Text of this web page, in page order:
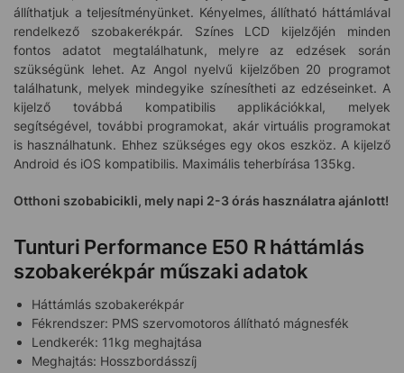
állíthatjuk a teljesítményünket. Kényelmes, állítható háttámlával
rendelkező szobakerékpár. Színes LCD kijelzőjén minden
fontos adatot megtalálhatunk, melyre az edzések során
szükségünk lehet. Az Angol nyelvű kijelzőben 20 programot
találhatunk, melyek mindegyike színesítheti az edzéseinket. A
kijelző továbbá kompatibilis applikációkkal, melyek
segítségével, további programokat, akár virtuális programokat
is használhatunk. Ehhez szükséges egy okos eszköz. A kijelző
Android és iOS kompatibilis. Maximális teherbírása 135kg.
Otthoni szobabicikli, mely napi 2-3 órás használatra ajánlott!
Tunturi Performance E50 R háttámlás
szobakerékpár műszaki adatok
Háttámlás szobakerékpár
Fékrendszer: PMS szervomotoros állítható mágnesfék
Lendkerék: 11kg meghajtása
Meghajtás: Hosszbordásszíj